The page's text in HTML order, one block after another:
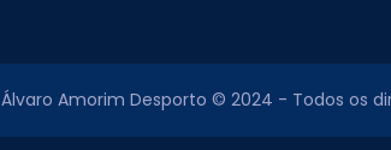
Álvaro Amorim Desporto © 2024 - Todos os